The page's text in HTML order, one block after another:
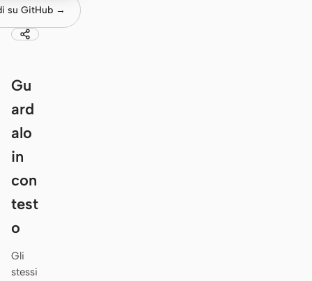
DeepSeek TUI
su GitHub →
Gu
ard
alo
in
con
test
o
Gli
stessi